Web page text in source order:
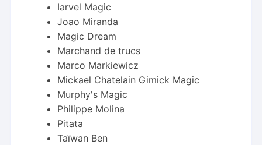
Iarvel Magic
Joao Miranda
Magic Dream
Marchand de trucs
Marco Markiewicz
Mickael Chatelain Gimick Magic
Murphy's Magic
Philippe Molina
Pitata
Taïwan Ben